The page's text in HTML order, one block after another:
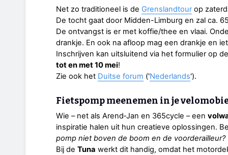
Net zo traditioneel is de Grenslandtour op
De tocht gaat door Midden-Limburg en zal ca.
De ontvangst is er met koffie/thee en vlaai.
drankje. En ook na afloop mag een drankje en
Inschrijven kan uitsluitend via het formulier op
tot en met 10 mei!
Zie ook het Duitse forum ('Nederlands').
Fietspomp meenemen in je
Wie – net als Arend‑Jan en 365cycle – een
inspiratie halen uit hun creatieve oplossingen.
pomp niet boven de boom en de voorderailleur?
Bij de Tuna werkt dit handig, omdat het